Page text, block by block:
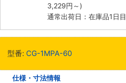
3,229円 ～)
通常出荷日：在庫品1日目
型番: CG-1MPA-60
仕様・寸法情報